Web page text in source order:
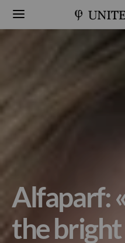
Alfaparf:
the bright